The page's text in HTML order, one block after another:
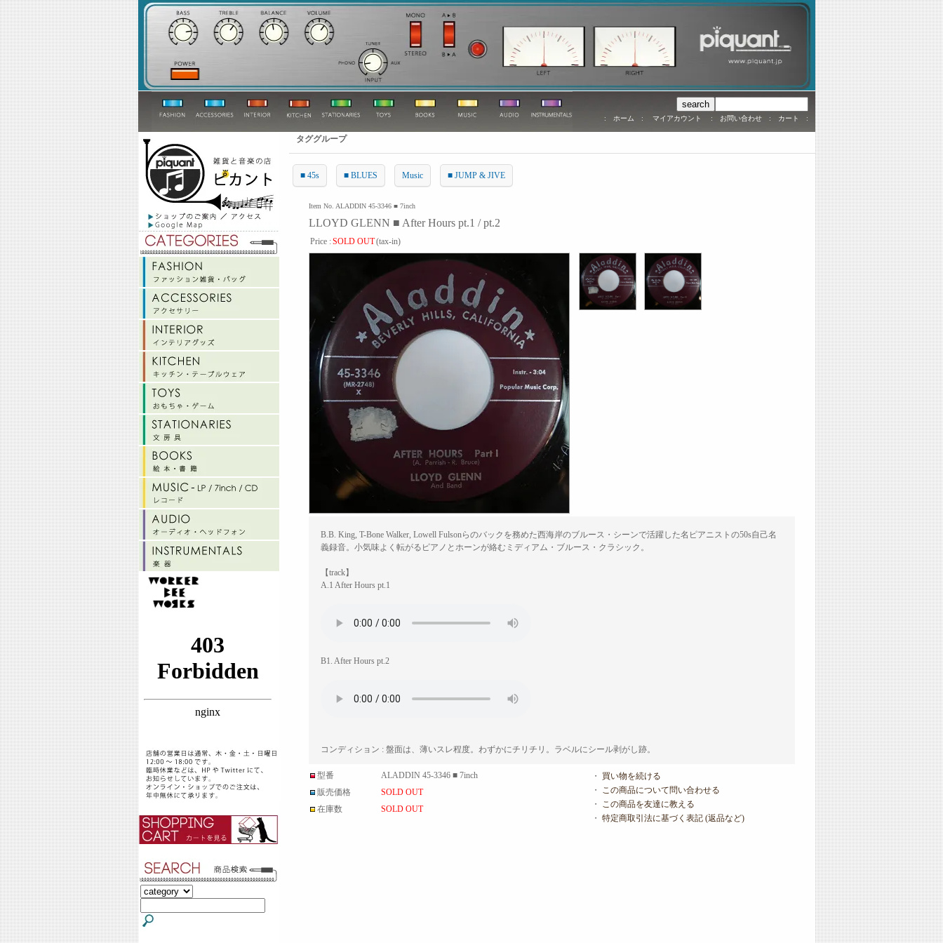
: ホーム : マイアカウント : お問い合わせ : カート :
タググループ
■ 45s ■ BLUES Music ■ JUMP & JIVE
Item No. ALADDIN 45-3346 ■ 7inch
LLOYD GLENN ■ After Hours pt.1 / pt.2
Price :SOLD OUT(tax-in)
B.B. King, T-Bone Walker, Lowell Fulsonらのバックを務めた西海岸のブルース・シーンで活躍した名ピアニストの50s自己名
義録音。小気味よく転がるピアノとホーンが絡むミディアム・ブルース・クラシック。
【track】
A.1 After Hours pt.1
B1. After Hours pt.2
コンディション : 盤面は、薄いスレ程度。わずかにチリチリ。ラベルにシール剥がし跡。
型番
ALADDIN 45-3346 ■ 7inch
販売価格
SOLD OUT
在庫数
SOLD OUT
・ 買い物を続ける
・ この商品について問い合わせる
・ この商品を友達に教える
・ 特定商取引法に基づく表記 (返品など)